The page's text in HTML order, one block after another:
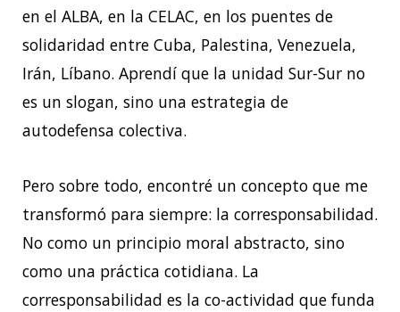
en el ALBA, en la CELAC, en los puentes de
solidaridad entre Cuba, Palestina, Venezuela,
Irán, Líbano. Aprendí que la unidad Sur-Sur no
es un slogan, sino una estrategia de
autodefensa colectiva.
Pero sobre todo, encontré un concepto que me
transformó para siempre: la corresponsabilidad.
No como un principio moral abstracto, sino
como una práctica cotidiana. La
corresponsabilidad es la co-actividad que funda